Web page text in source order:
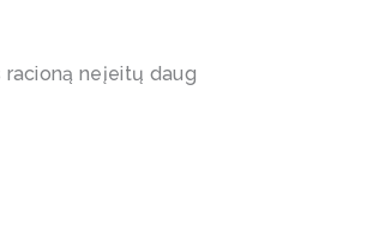
neįeitų daug